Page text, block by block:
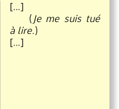
[…]
( Je me suis tué
à lire.)
[…]